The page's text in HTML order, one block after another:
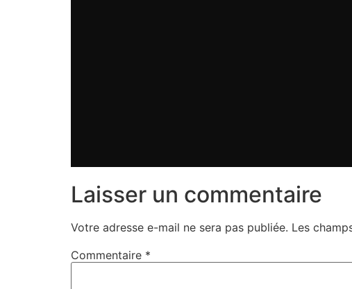
Laisser un commentaire
Votre adresse e-mail ne sera pas publiée. Les
Commentaire *